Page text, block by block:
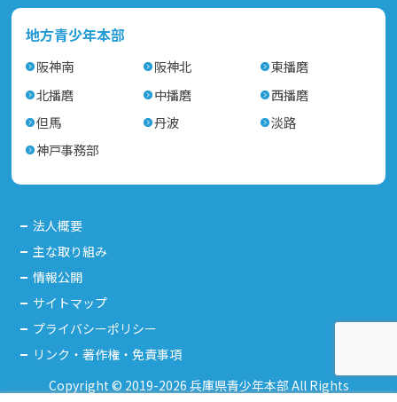
地方青少年本部
阪神南 阪神北
東播磨
北播磨
中播磨
西播磨
但馬
丹波
淡路
神戸事務部
法人概要
主な取り組み
情報公開
サイトマップ
プライバシーポリシー
リンク・著作権・免責事項
Copyright © 2019-2026 兵庫県青少年本部 All Rights